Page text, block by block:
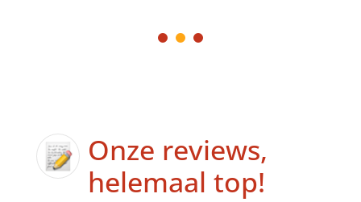
Onze reviews,
helemaal top!